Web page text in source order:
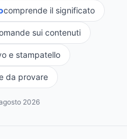
comprende il significato
sui contenuti
e stampatello
da provare
2026